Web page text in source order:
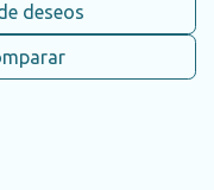
deseos